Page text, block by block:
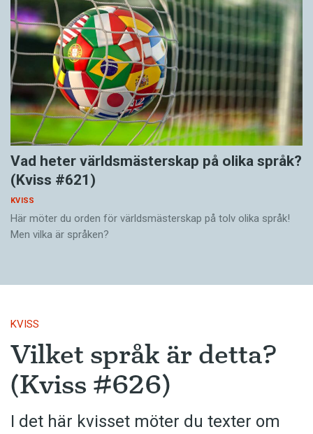
Vad heter världsmästerskap på olika språk?
(Kviss #621)
KVISS
Här möter du orden för världsmästerskap på tolv olika språk!
Men vilka är språken?
KVISS
Vilket språk är detta?
(Kviss #626)
I det här kvisset möter du texter om